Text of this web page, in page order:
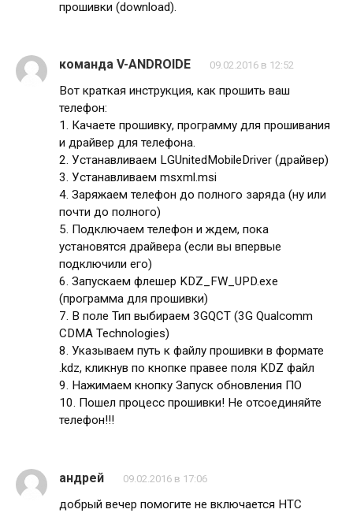
прошивки (download).
команда V-ANDROIDE 09.02.2016 в 12:52
Вот краткая инструкция, как прошить ваш
телефон:
1. Качаете прошивку, программу для прошивания
и драйвер для телефона.
2. Устанавливаем LGUnitedMobileDriver (драйвер)
3. Устанавливаем msxml.msi
4. Заряжаем телефон до полного заряда (ну или
почти до полного)
5. Подключаем телефон и ждем, пока
установятся драйвера (если вы впервые
подключили его)
6. Запускаем флешер KDZ_FW_UPD.exe
(программа для прошивки)
7. В поле Тип выбираем 3GQCT (3G Qualcomm
CDMA Technologies)
8. Указываем путь к файлу прошивки в формате
.kdz, кликнув по кнопке правее поля KDZ файл
9. Нажимаем кнопку Запуск обновления ПО
10. Пошел процесс прошивки! Не отсоединяйте
телефон!!!
андрей 09.02.2016 в 17:06
добрый вечер помогите не включается HTC